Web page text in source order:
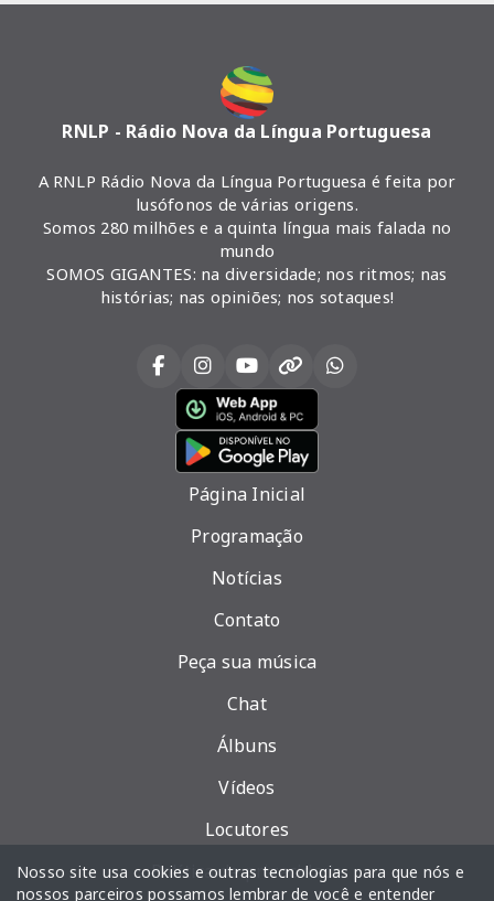
RNLP - Rádio Nova da Língua Portuguesa
A RNLP Rádio Nova da Língua Portuguesa é feita por
lusófonos de várias origens.
Somos 280 milhões e a quinta língua mais falada no
mundo
SOMOS GIGANTES: na diversidade; nos ritmos; nas
histórias; nas opiniões; nos sotaques!
Página Inicial
Programação
Notícias
Contato
Peça sua música
Chat
Álbuns
Vídeos
Locutores
Política de privacidade
Nosso site usa cookies e outras tecnologias para que nós e
nossos parceiros possamos lembrar de você e entender